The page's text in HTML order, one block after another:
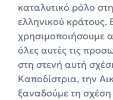
καταλυτικό ρόλο
ελληνικού κράτους.
χρησιμοποιήσουμε
όλες αυτές τις
στη στενή αυτή
Καποδίστρια, την
ξαναδούμε τη